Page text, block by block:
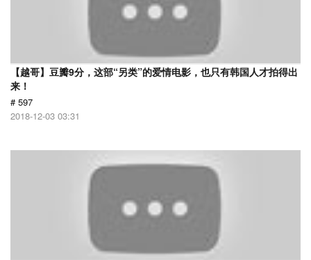
【越哥】豆瓣9分，这部“另类”的爱情电影，也只有韩国人才拍得出
来！
# 597
2018-12-03 03:31